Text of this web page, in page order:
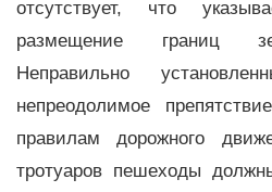
отсутствует, что
размещение границ
Неправильно
непреодолимое
правилам дорожного
тротуаров пешеходы